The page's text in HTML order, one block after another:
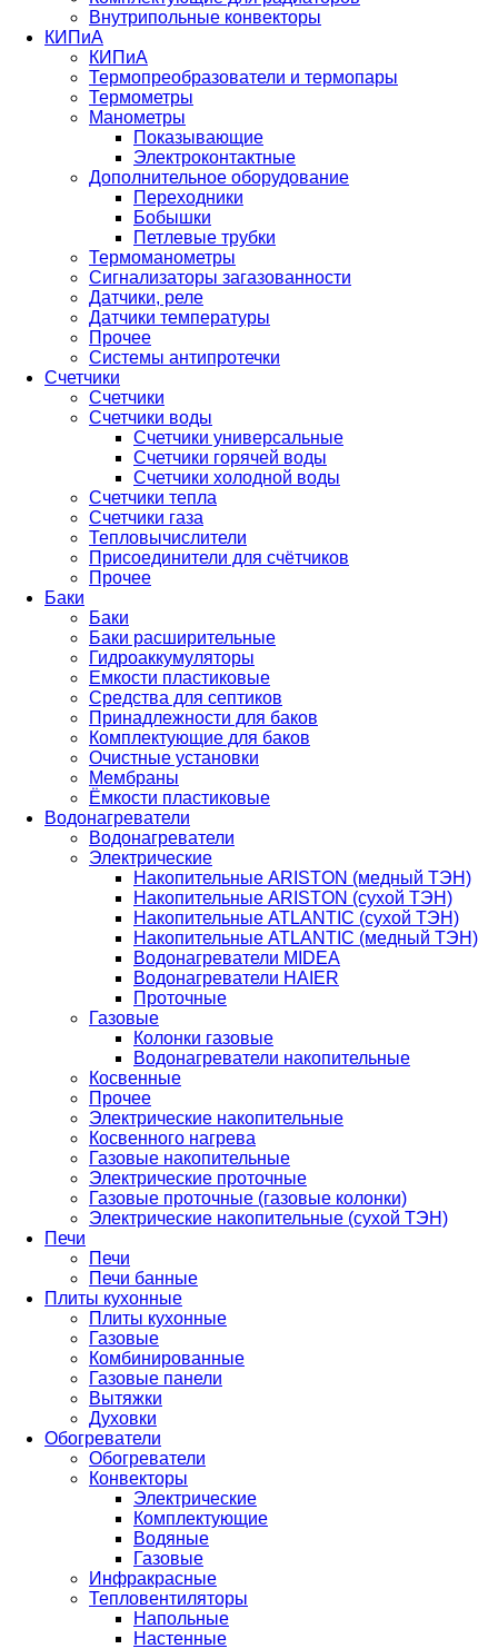
Внутрипольные конвекторы
КИПиА
КИПиА
Термопреобразователи и термопары
Термометры
Манометры
Показывающие
Электроконтактные
Дополнительное оборудование
Переходники
Бобышки
Петлевые трубки
Термоманометры
Сигнализаторы загазованности
Датчики, реле
Датчики температуры
Прочее
Системы антипротечки
Счетчики
Счетчики
Счетчики воды
Счетчики универсальные
Счетчики горячей воды
Счетчики холодной воды
Счетчики тепла
Счетчики газа
Тепловычислители
Присоединители для счётчиков
Прочее
Баки
Баки
Баки расширительные
Гидроаккумуляторы
Емкости пластиковые
Средства для септиков
Принадлежности для баков
Комплектующие для баков
Очистные установки
Мембраны
Ёмкости пластиковые
Водонагреватели
Водонагреватели
Электрические
Накопительные ARISTON (медный ТЭН)
Накопительные ARISTON (сухой ТЭН)
Накопительные ATLANTIC (сухой ТЭН)
Накопительные ATLANTIC (медный ТЭН)
Водонагреватели MIDEA
Водонагреватели HAIER
Проточные
Газовые
Колонки газовые
Водонагреватели накопительные
Косвенные
Прочее
Электрические накопительные
Косвенного нагрева
Газовые накопительные
Электрические проточные
Газовые проточные (газовые колонки)
Электрические накопительные (сухой ТЭН)
Печи
Печи
Печи банные
Плиты кухонные
Плиты кухонные
Газовые
Комбинированные
Газовые панели
Вытяжки
Духовки
Обогреватели
Обогреватели
Конвекторы
Электрические
Комплектующие
Водяные
Газовые
Инфракрасные
Тепловентиляторы
Напольные
Настенные